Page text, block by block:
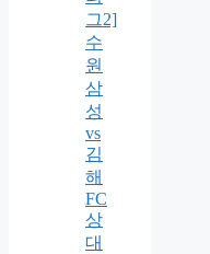
그2]
수
원
삼
성
vs
김
해
FC
상
대